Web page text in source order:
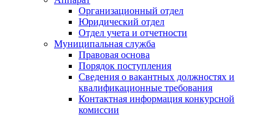
Организационный отдел
Юридический отдел
Отдел учета и отчетности
Муниципальная служба
Правовая основа
Порядок поступления
Сведения о вакантных должностях и
квалификационные требования
Контактная информация конкурсной
комиссии